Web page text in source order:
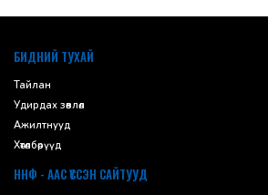
БИДНИЙ ТУХАЙ
Тайлан
Удирдах зөвлөл
Ажилтнууд
Хөтөлбөрүүд
ННФ - ААС ҮҮССЭН САЙТУУД